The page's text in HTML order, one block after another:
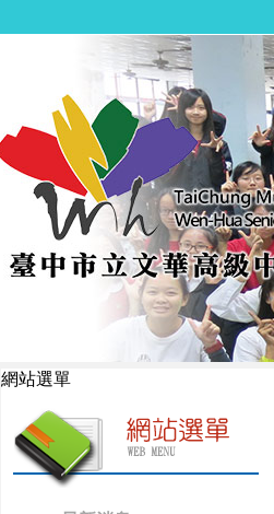
網站選單